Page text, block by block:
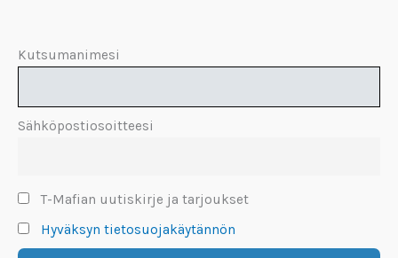
Kutsumanimesi
Sähköpostiosoitteesi
T-Mafian uutiskirje ja tarjoukset
Hyväksyn tietosuojakäytännön